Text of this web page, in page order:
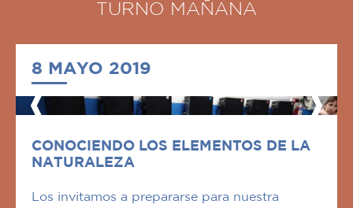
TURNO MAÑANA
8 MAYO 2019
CONOCIENDO LOS ELEMENTOS DE LA
NATURALEZA
Los invitamos a prepararse para nuestra